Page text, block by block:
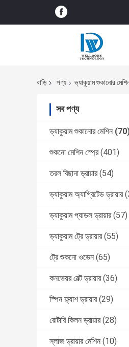
বাড়ি পণ্য ভ্যাকুয়াম শুকানোর
সব পণ্য
ভ্যাকুয়াম শুকানোর মেশিন
শুকনো মেশিন স্প্রে (401)
তরল বিছানা ড্রায়ার (54)
ভ্যাকুয়াম অ্যাগ্রিটেড ড্রায়ার
ভ্যাকুয়াম প্যাডল ড্রায়ার (57)
ভ্যাকুয়াম ট্রে ড্রায়ার (55)
ট্রে শুকনো ওভেন (65)
কনভেয়র বেল্ট ড্রায়ার (36)
স্পিন ফ্ল্যাশ ড্রায়ার (29)
রোটারি কিলন ড্রায়ার (28)
স্লাজ ড্রায়ার মেশিন (10)